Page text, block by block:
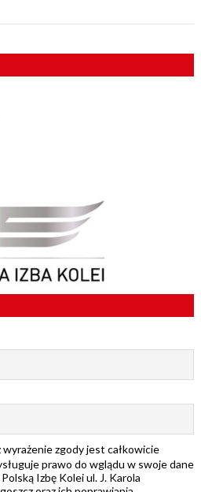
zgody jest całkowicie
prawo do wglądu w swoje dane
Izbę Kolei ul. J. Karola